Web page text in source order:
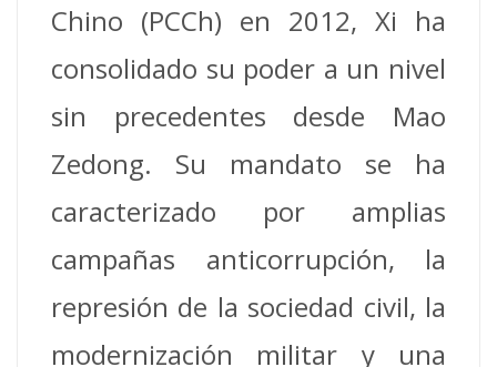
Chino (PCCh) en 2012, Xi ha
consolidado su poder a un nivel
sin precedentes desde Mao
Zedong. Su mandato se ha
caracterizado por amplias
campañas anticorrupción, la
represión de la sociedad civil, la
modernización militar y una